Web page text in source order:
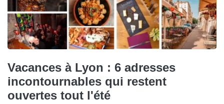
Vacances à Lyon : 6 adresses
incontournables qui restent
ouvertes tout l'été